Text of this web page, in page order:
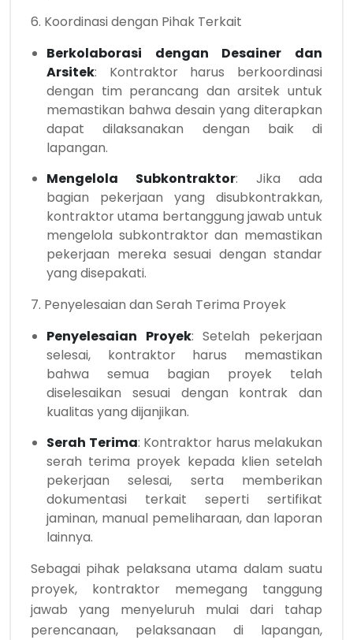
6. Koordinasi dengan Pihak Terkait
Berkolaborasi dengan Desainer dan
Arsitek: Kontraktor harus berkoordinasi
dengan tim perancang dan arsitek untuk
memastikan bahwa desain yang diterapkan
dapat dilaksanakan dengan baik di
lapangan.
Mengelola Subkontraktor: Jika ada
bagian pekerjaan yang disubkontrakkan,
kontraktor utama bertanggung jawab untuk
mengelola subkontraktor dan memastikan
pekerjaan mereka sesuai dengan standar
yang disepakati.
7. Penyelesaian dan Serah Terima Proyek
Penyelesaian Proyek: Setelah pekerjaan
selesai, kontraktor harus memastikan
bahwa semua bagian proyek telah
diselesaikan sesuai dengan kontrak dan
kualitas yang dijanjikan.
Serah Terima: Kontraktor harus melakukan
serah terima proyek kepada klien setelah
pekerjaan selesai, serta memberikan
dokumentasi terkait seperti sertifikat
jaminan, manual pemeliharaan, dan laporan
lainnya.
Sebagai pihak pelaksana utama dalam suatu
proyek, kontraktor memegang tanggung
jawab yang menyeluruh mulai dari tahap
perencanaan, pelaksanaan di lapangan,